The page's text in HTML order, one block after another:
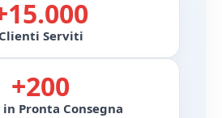
Clienti Serviti
+200
Pronta Consegna